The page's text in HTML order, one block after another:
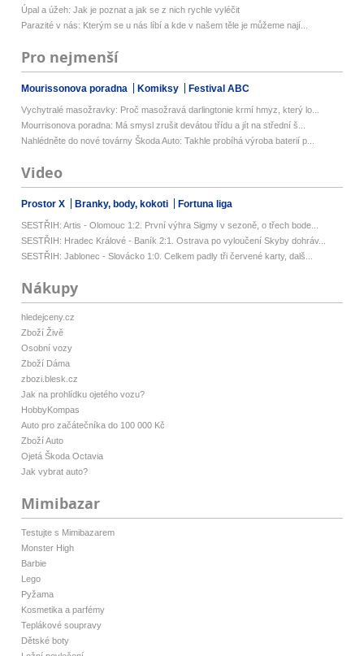
Úpal a úžeh: Jak je poznat a jak se z nich rychle vyléčit
Parazité v nás: Kterým se u nás líbí a kde v našem těle je můžeme nají...
Pro nejmenší
Mourissonova poradna Komiksy Festival ABC
Vychytralé masožravky: Proč masožravá darlingtonie krmí hmyz, který lo...
Mourrisonova poradna: Má smysl zrušit devátou třídu a jít na střední š...
Nahlédněte do nové továrny Škoda Auto: Takhle probíhá výroba baterií p...
Video
Prostor X Branky, body, kokoti Fortuna liga
SESTŘIH: Artis - Olomouc 1:2. První výhra Sigmy v sezoně, o třech bode...
SESTŘIH: Hradec Králové - Baník 2:1. Ostrava po vyloučení Skyby dohráv...
SESTŘIH: Jablonec - Slovácko 1:0. Celkem padly tři červené karty, dalš...
Nákupy
hledejceny.cz
Zboží Živě
Osobní vozy
Zboží Dáma
zbozi.blesk.cz
Jak na prohlídku ojetého vozu?
HobbyKompas
Auto pro začátečníka do 100 000 Kč
Zboží Auto
Ojetá Škoda Octavia
Jak vybrat auto?
Mimibazar
Testujte s Mimibazarem
Monster High
Barbie
Lego
Pyžama
Kosmetika a parfémy
Teplákové soupravy
Dětské boty